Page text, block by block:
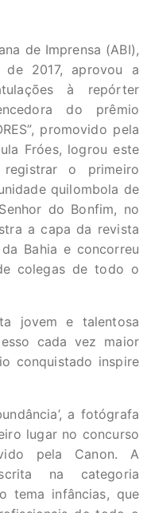
de Imprensa (ABI),
2017, aprovou a
à repórter
do prêmio
promovido pela
Fróes, logrou este
registrar o primeiro
quilombola de
do Bonfim, no
a capa da revista
Bahia e concorreu
colegas de todo o
jovem e talentosa
cada vez maior
conquistado inspire
a fotógrafa
lugar no concurso
pela Canon. A
na categoria
tema infâncias, que